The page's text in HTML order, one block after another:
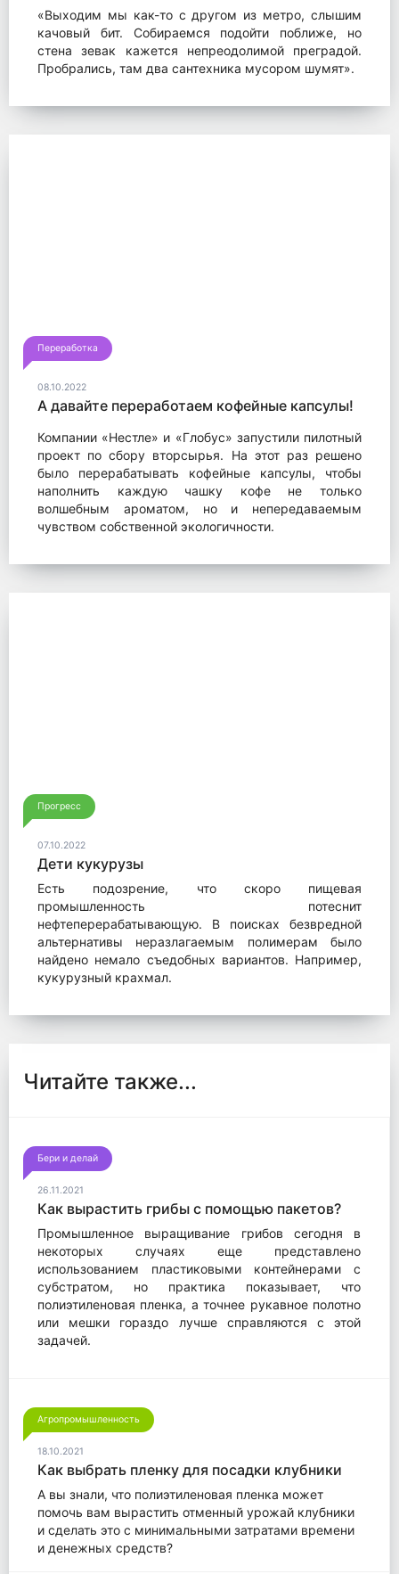
«Выходим мы как-то с другом из метро, слышим
качовый бит. Собираемся подойти поближе, но
стена зевак кажется непреодолимой преградой.
Пробрались, там два сантехника мусором шумят».
Переработка
08.10.2022
А давайте переработаем кофейные капсулы!
Компании «Нестле» и «Глобус» запустили пилотный
проект по сбору вторсырья. На этот раз решено
было перерабатывать кофейные капсулы, чтобы
наполнить каждую чашку кофе не только
волшебным ароматом, но и непередаваемым
чувством собственной экологичности.
Прогресс
07.10.2022
Дети кукурузы
Есть подозрение, что скоро пищевая
промышленность потеснит
нефтеперерабатывающую. В поисках безвредной
альтернативы неразлагаемым полимерам было
найдено немало съедобных вариантов. Например,
кукурузный крахмал.
Читайте также...
Бери и делай
26.11.2021
Как вырастить грибы с помощью пакетов?
Промышленное выращивание грибов сегодня в
некоторых случаях еще представлено
использованием пластиковыми контейнерами с
субстратом, но практика показывает, что
полиэтиленовая пленка, а точнее рукавное полотно
или мешки гораздо лучше справляются с этой
задачей.
Агропромышленность
18.10.2021
Как выбрать пленку для посадки клубники
А вы знали, что полиэтиленовая пленка может
помочь вам вырастить отменный урожай клубники
и сделать это с минимальными затратами времени
и денежных средств?